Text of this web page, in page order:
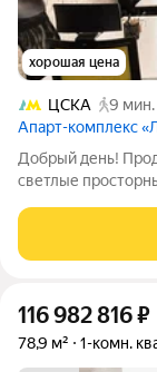
хорошая цена
ЦСКА
9 мин.
Апарт-комплекс
Добрый день!
светлые
бизнес "Лайнер".
116 982 816₽
78,9 м² 1-комн.